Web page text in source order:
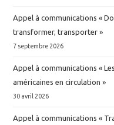
Appel à communications «
transformer, transporter »
7 septembre 2026
Appel à communications «
américaines en circulation »
30 avril 2026
Appel à communications «